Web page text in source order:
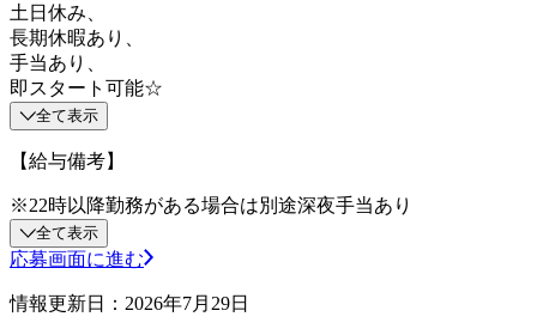
土日休み、
長期休暇あり、
手当あり、
即スタート可能☆
全て表示
【給与備考】
※22時以降勤務がある場合は別途深夜手当あり
全て表示
応募画面に進む
情報更新日：2026年7月29日